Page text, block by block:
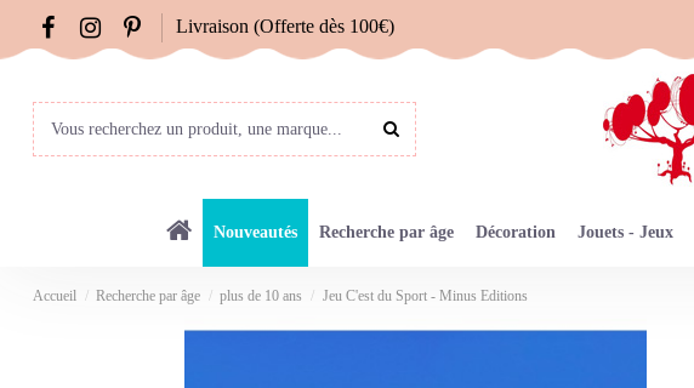
Livraison (Offerte dès 100€)
Nouveautés Recherche par âge Décoration Jouets - Jeux
Accueil Recherche par âge plus de 10 ans Jeu C'est du Sport - Minus Editions